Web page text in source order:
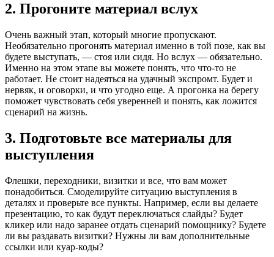
2. Прогоните материал вслух
Очень важный этап, который многие пропускают.
Необязательно прогонять материал именно в той позе, как вы
будете выступать, — стоя или сидя. Но вслух — обязательно.
Именно на этом этапе вы можете понять, что что-то не
работает. Не стоит надеяться на удачный экспромт. Будет и
нервяк, и оговорки, и что угодно еще. А прогонка на берегу
поможет чувствовать себя уверенней и понять, как ложится
сценарий на жизнь.
3. Подготовьте все материалы для
выступления
Флешки, переходники, визитки и все, что вам может
понадобиться. Смоделируйте ситуацию выступления в
деталях и проверьте все пункты. Например, если вы делаете
презентацию, то как будут переключаться слайды? Будет
кликер или надо заранее отдать сценарий помощнику? Будете
ли вы раздавать визитки? Нужны ли вам дополнительные
ссылки или куар-коды?